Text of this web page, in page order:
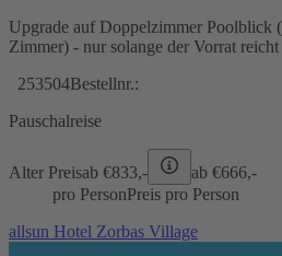
Upgrade auf Doppelzimmer Poolblick
Zimmer) - nur solange der Vorrat reicht
253504Bestellnr.:
Pauschalreise
Alter Preisab €833,- ab €666,-
pro PersonPreis pro Person
allsun Hotel Zorbas Village